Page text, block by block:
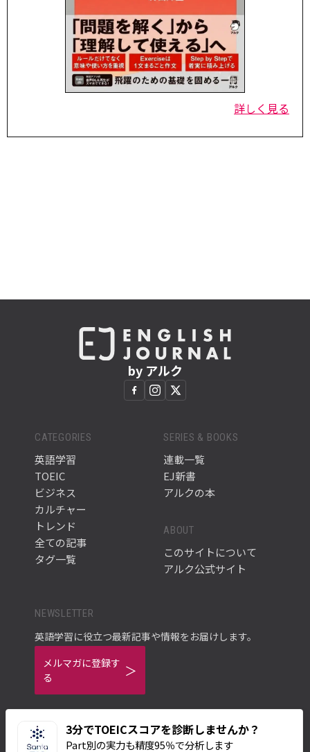
詳しく見る
3分でTOEICスコアを診断しませんか？
Part別の実力も精度95％で分析します
by アルク
CATEGORIES
英語学習
TOEIC
ビジネス
カルチャー
トレンド
全ての記事
タグ一覧
SERIES & BOOKS
連載一覧
EJ新書
アルクの本
ABOUT
このサイトについて
アルク公式サイト
NEWSLETTER
英語学習に役立つ最新記事や情報をお届けします。
メルマガに登録す
る